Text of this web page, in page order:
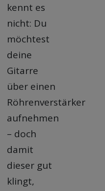
kennt es
nicht: Du
möchtest
deine
Gitarre
über einen
Röhrenverstärker
aufnehmen
– doch
damit
dieser gut
klingt,